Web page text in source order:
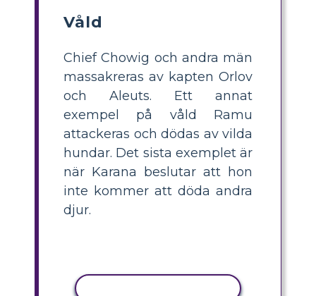
Våld
Chief Chowig och andra män
massakreras av kapten Orlov
och Aleuts. Ett annat
exempel på våld Ramu
attackeras och dödas av vilda
hundar. Det sista exemplet är
när Karana beslutar att hon
inte kommer att döda andra
djur.